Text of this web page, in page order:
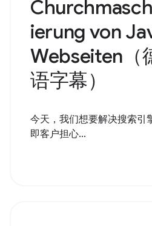
ierung von
Webseiten（
语字幕）
今天，我们想要解决搜索引
即客户担心...